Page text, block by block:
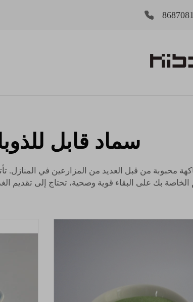
سماد قابل
محبوبة من قبل العديد من المزارعين في المنازل.
الخاصة بك على البقاء قوية وصحية، تحتاج إلى تقديم